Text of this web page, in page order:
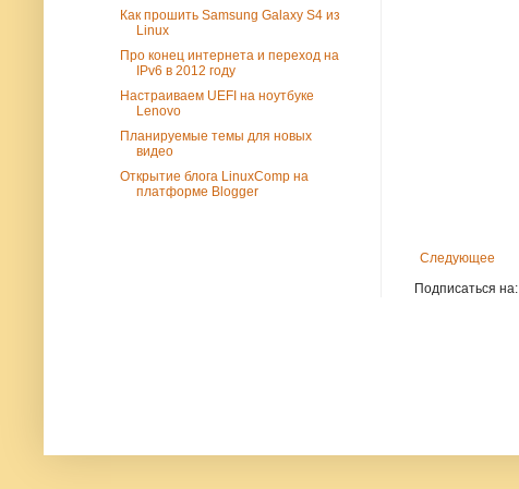
Следующее
Подписаться на:
Как прошить Samsung Galaxy S4 из
Linux
Про конец интернета и переход на
IPv6 в 2012 году
Настраиваем UEFI на ноутбуке
Lenovo
Планируемые темы для новых
видео
Открытие блога LinuxComp на
платформе Blogger